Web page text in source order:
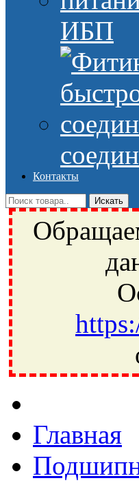
ИБП
Контакты
Ивантеевка, подшипники,
Главная